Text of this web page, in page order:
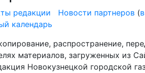
редакции Новости партнеров (
календарь
распространение,
материалов, загруженных из
Новокузнецкой городской